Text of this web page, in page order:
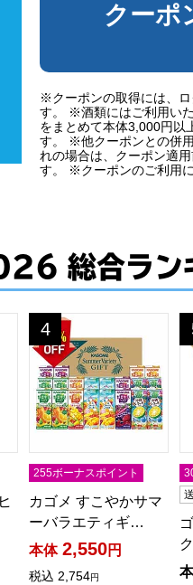
クーポ
※クーポンの取得には、
す。 ※酒類にはご利用い
をまとめて本体3,000円以
す。 ※他クーポンとの併
れの場合は、クーポン適
す。 ※クーポンのご利用
総合ラン
贈りもの・お中元】【NN
セット【夏の贈りもの・お
ビール5種セット【夏の贈
カゴメ すこやかサマー
4
位
255ボーナスポイント
カゴメ すこやかサマ
ーバラエティギ…
本体 2,550円
税込 2,754円